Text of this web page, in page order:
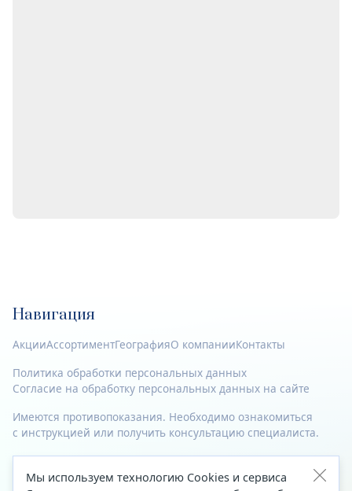
Навигация
АкцииАссортиментГеографияО компанииКонтакты
Политика обработки персональных данных
Согласие на обработку персональных данных на сайте
Имеются противопоказания. Необходимо ознакомиться
с инструкцией или получить консультацию специалиста.
© 2023—2026 Все права защищены.
Мы используем технологию Cookies и сервиса